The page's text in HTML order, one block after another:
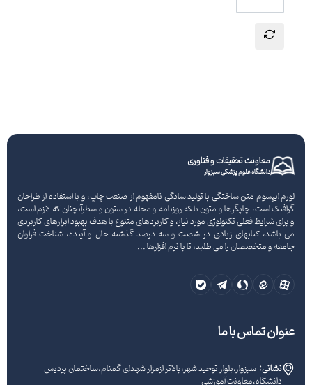
معاونت تحقیقات و فناوری
دانشگاه علوم پزشکی سبزوار
لورم ایپسوم متن ساختگی با تولید سادگی نامفهوم از صنعت چاپ، و با استفاده از طراحان
گرافیک است، چاپگرها و متون بلکه روزنامه و مجله در ستون و سطرآنچنان که لازم است،
و برای شرایط فعلی تکنولوژی مورد نیاز، و کاربردهای متنوع با هدف بهبود ابزارهای کاربردی
می باشد، کتابهای زیادی در شصت و سه درصد گذشته حال و آینده، شناخت فراوان
جامعه و متخصصان را می طلبد، تا با نرم افزارها ...
عنوان تماس با ما
نشانی:سبزوار،بلوار توحید شهر،بالاتر ازمزار شهدای گمنام،ساختمان پردیس
دانشگاه،معاونت آموزشی